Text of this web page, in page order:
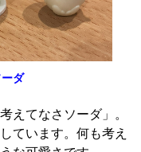
ダ
えてなさソーダ」。
ています。何も考え